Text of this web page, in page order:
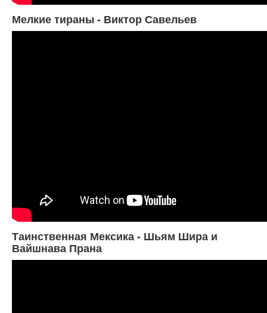
Мелкие тираны - Виктор Савельев
Таинственная Мексика - Шьям Шира и
Вайшнава Прана